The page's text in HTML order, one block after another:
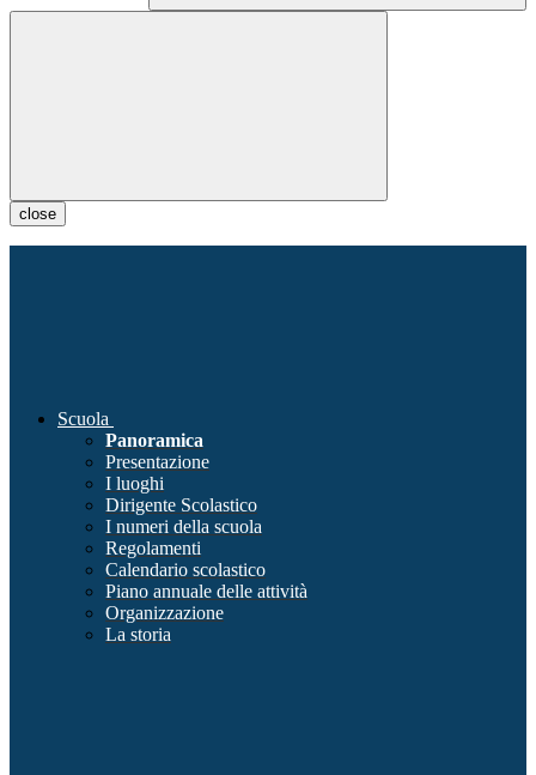
close
Scuola
Panoramica
Presentazione
I luoghi
Dirigente Scolastico
I numeri della scuola
Regolamenti
Calendario scolastico
Piano annuale delle attività
Organizzazione
La storia